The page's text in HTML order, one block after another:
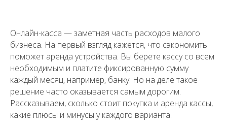
Онлайн-касса — заметная часть расходов малого
бизнеса. На первый взгляд кажется, что сэкономить
поможет аренда устройства. Вы берете кассу со всем
необходимым и платите фиксированную сумму
каждый месяц, например, банку. Но на деле такое
решение часто оказывается самым дорогим.
Рассказываем, сколько стоит покупка и аренда кассы,
какие плюсы и минусы у каждого варианта.